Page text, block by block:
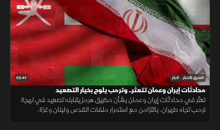
52:41 الشرق للأخبار أخبار
محادثات إيران وعمان تتعثر.. وترمب يلوح بخيار التصعيد
تعثر في محادثات إيران وعمان بشأن مضيق هرمز يقابله تصعيد في لهجة
ترمب تجاه طهران، بالتزامن مع استمرار ملفات القدس ولبنان وغزة،